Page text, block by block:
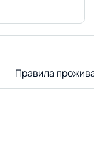
Правила